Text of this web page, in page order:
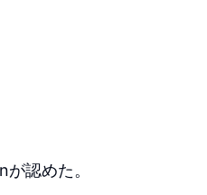
認めた。